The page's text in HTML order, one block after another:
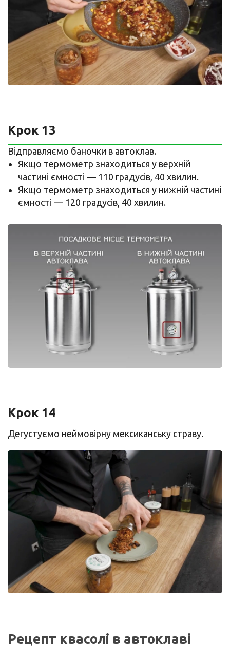
Крок 13
Відправляємо баночки в автоклав.
Якщо термометр знаходиться у верхній
частині ємності — 110 градусів, 40 хвилин.
Якщо термометр знаходиться у нижній частині
ємності — 120 градусів, 40 хвилин.
Крок 14
Дегустуємо неймовірну мексиканську страву.
Рецепт квасолі в автоклаві